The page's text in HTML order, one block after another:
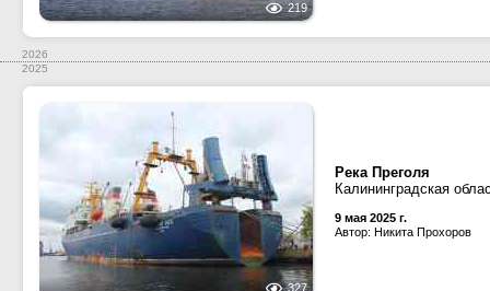
219
2026
2025
327
Река Преголя
Калининградская
9 мая 2025 г.
Автор: Никита Прохоров